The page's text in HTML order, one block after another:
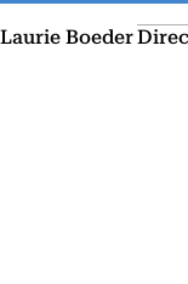
Laurie Boeder